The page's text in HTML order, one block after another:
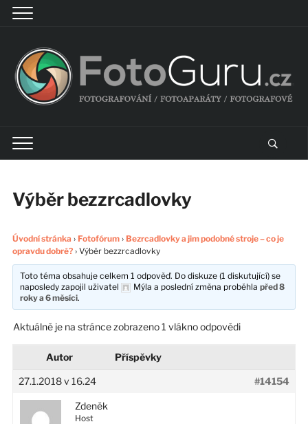
Výběr bezzrcadlovky
Úvodní stránka › Fotofórum › Bezrcadlovky a jim podobné stroje – co je
opravdu dobré? › Výběr bezzrcadlovky
Toto téma obsahuje celkem 1 odpověď. Do diskuze (1 diskutující) se
naposledy zapojil uživatel
Mýla a poslední změna proběhlapřed 8
roky a 6 měsíci.
Aktuálně je na stránce zobrazeno 1 vlákno odpovědi
Autor Příspěvky
27.1.2018 v 16.24 #14154
Zdeněk
Host